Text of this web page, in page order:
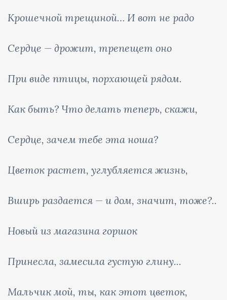
Крошечной трещиной… И вот не радо
Сердце — дрожит, трепещет оно
При виде птицы, порхающей рядом.
Как быть? Что делать теперь, скажи,
Сердце, зачем тебе эта ноша?
Цветок растет, углубляется жизнь,
Вширь раздается — и дом, значит, тоже?..
Новый из магазина горшок
Принесла, замесила густую глину...
Мальчик мой, ты, как этот цветок,